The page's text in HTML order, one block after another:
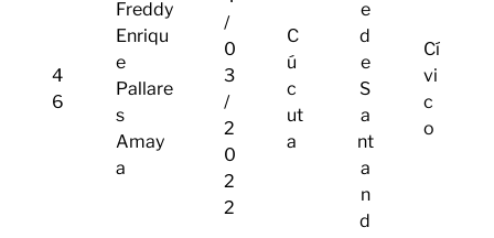
4
6
Freddy
Enriqu
e
Pallare
s
Amay
a
/
0
3
/
2
0
2
2
C
ú
c
ut
a
e
d
e
S
a
nt
a
n
d
Cí
vi
c
o